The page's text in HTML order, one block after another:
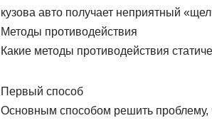
кузова авто получает неприятный
Методы противодействия
Какие методы противодействия
Первый способ
Основным способом решить